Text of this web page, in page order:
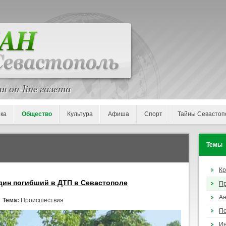
Общество Культура Афиша Спорт Тайны
погибший в ДТП в Севастополе
Тема: Происшествия
Темы